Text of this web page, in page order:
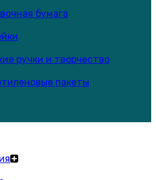
бумага
ручки и творчество
пакеты